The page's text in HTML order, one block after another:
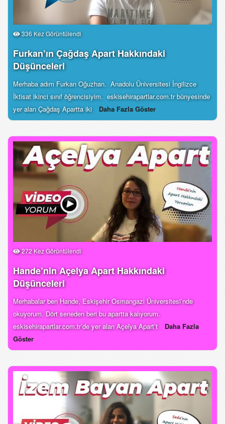
336 Kez Görüntülendi
Furkan’ın Çağdaş Apart Hakkındaki
Düşünceleri
Merhaba adım Furkan Oğuzhan. Anadolu Üniversitesi İngilizce
İktisat ikinci sınıf öğrencisiyim. eskisehirapartlar.com.tr bünyesinde
yer alan Çağdaş Apartta iki
Daha Fazla Göster
272 Kez Görüntülendi
Hande’nin Açelya Apart Hakkındaki
Düşünceleri
Merhabalar ben Hande, Eskişehir Osmangazi Üniversitesi’nde
okuyorum. Dört seneden beri bu apartta kalıyorum.
eskisehirapartlar.com.tr’de yer alan Açelya Apart’t
Daha Fazla
Göster